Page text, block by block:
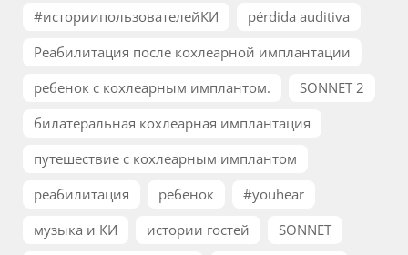
#историипользователейКИ
pérdida auditiva
Реабилитация после кохлеарной имплантации
ребенок с кохлеарным имплантом.
SONNET 2
билатеральная кохлеарная имплантация
путешествие с кохлеарным имплантом
реабилитация
ребенок
#youhear
музыка и КИ
истории гостей
SONNET